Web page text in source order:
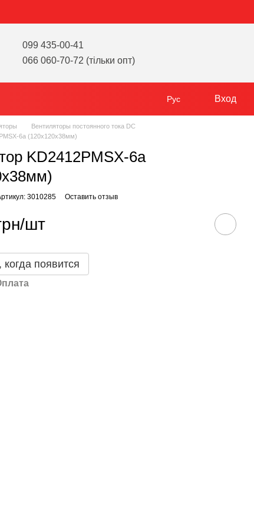
099 435-00-41
066 060-70-72 (тільки опт)
Рус Вход
Вентиляторы постоянного тока DC
6a (120х120х38мм)
KD2412PMSX-6a
3010285 Оставить отзыв
шт
появится